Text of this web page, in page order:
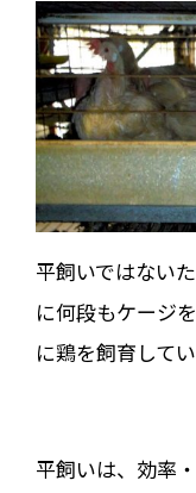
平飼いではない
に何段もケージ
に鶏を飼育してい
平飼いは、効率